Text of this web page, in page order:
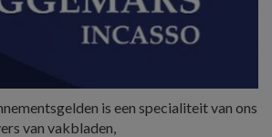
is een specialiteit van ons
van vakbladen,